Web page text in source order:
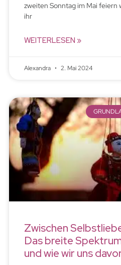
zweiten Sonntag im Mai feiern
ihr
WEITERLESEN »
Alexandra 2. Mai 2024
Zwischen
Das breite
und wie wir uns